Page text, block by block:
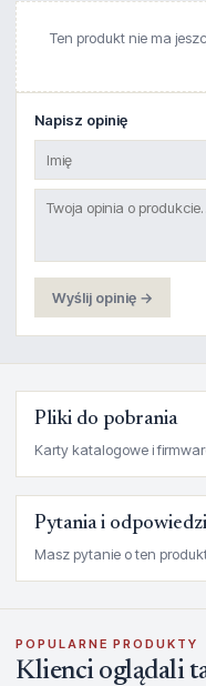
Ten produkt nie ma
Napisz opinię
Wyślij opinię →
Pliki do pobrania
Karty katalogowe i
Pytania i odpowiedzi
Masz pytanie o ten
POPULARNE PRODUKTY
Klienci oglądali